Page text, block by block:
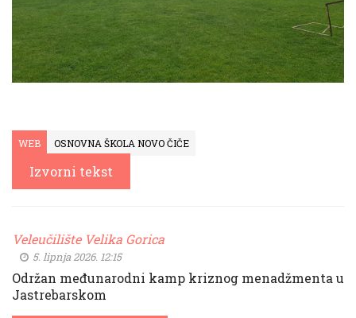
WEB OSNOVNA ŠKOLA NOVO ČIČE
Izvorni tekst
Veleučilište Velika Gorica
5. lipnja 2026. 12:15
Održan međunarodni kamp kriznog menadžmenta u
Jastrebarskom